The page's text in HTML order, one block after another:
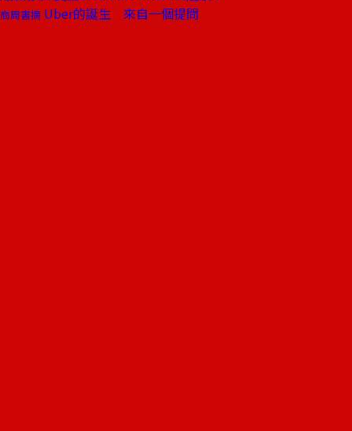
商周書摘 Uber的誕生 來自一個提問